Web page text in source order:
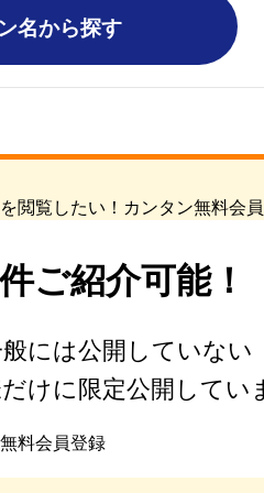
名から探す
ご紹介可能！
には公開していない
けに限定公開してい